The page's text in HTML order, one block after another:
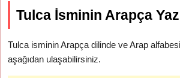
Tulca İsminin Arapça
Tulca isminin Arapça dilinde ve Arap
aşağıdan ulaşabilirsiniz.